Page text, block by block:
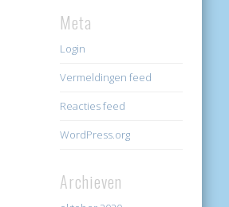
Meta
Login
Vermeldingen feed
Reacties feed
WordPress.org
Archieven